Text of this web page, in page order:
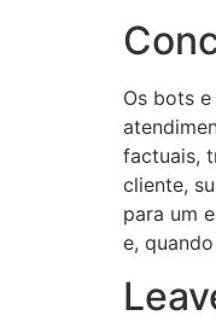
Os bots
factuais,
cliente,
para um
e,